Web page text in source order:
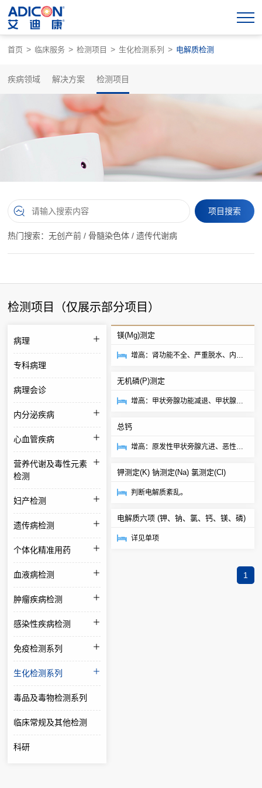
首页 > 临床服务 > 检测项目 > 生化检测系列 > 电解质检测
疾病领域 解决方案 检测项目
热门搜索：无创产前 / 骨髓染色体 /遗传代谢病
检测项目（仅展示部分项目）
病理
专科病理
病理会诊
内分泌疾病
心血管疾病
营养代谢及毒性元素
检测
妇产检测
遗传病检测
个体化精准用药
血液病检测
肿瘤疾病检测
感染性疾病检测
免疫检测系列
生化检测系列
毒品及毒物检测系列
临床常规及其他检测
科研
镁(Mg)测定
增高：肾功能不全、严重脱水、内分
摄入不足、营养...
无机磷(P)测定
增高：甲状旁腺功能减退、甲状腺机
能亢进、慢性肾...
总钙
增高：原发性甲状旁腺亢进、恶性肿
降低、骨髓增殖...
钾测定(K) 钠测定(Na) 氯测定(Cl)
判断电解质紊乱。
电解质六项 (钾、钠、氯、钙、镁、磷)
详见单项
1